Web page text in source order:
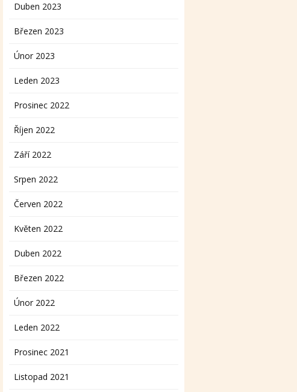
Duben 2023
Březen 2023
Únor 2023
Leden 2023
Prosinec 2022
Říjen 2022
Září 2022
Srpen 2022
Červen 2022
Květen 2022
Duben 2022
Březen 2022
Únor 2022
Leden 2022
Prosinec 2021
Listopad 2021